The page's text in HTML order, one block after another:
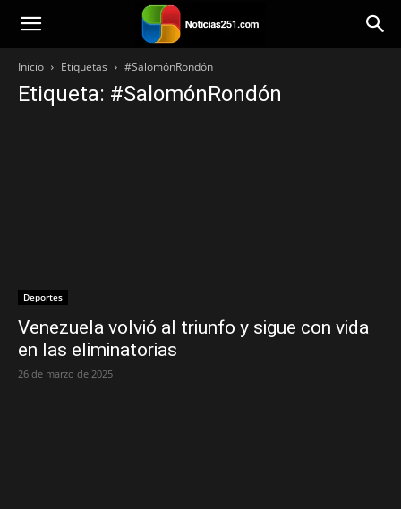
Noticias251
Inicio Etiquetas #SalomónRondón
Etiqueta: #SalomónRondón
Deportes
Venezuela volvió al triunfo y sigue con vida
en las eliminatorias
26 de marzo de 2025